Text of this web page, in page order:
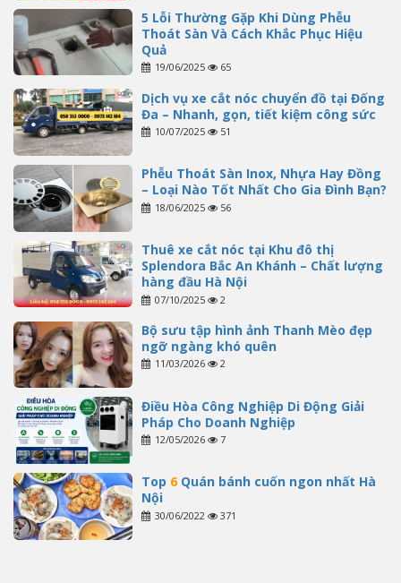
5 Lỗi Thường Gặp Khi Dùng Phễu
Thoát Sàn Và Cách Khắc Phục Hiệu
Quả
19/06/2025 65
Dịch vụ xe cắt nóc chuyển đồ tại Đống
Đa – Nhanh, gọn, tiết kiệm công sức
10/07/2025 51
Phễu Thoát Sàn Inox, Nhựa Hay Đồng
– Loại Nào Tốt Nhất Cho Gia Đình Bạn?
18/06/2025 56
Thuê xe cắt nóc tại Khu đô thị
Splendora Bắc An Khánh – Chất lượng
hàng đầu Hà Nội
07/10/2025 2
Bộ sưu tập hình ảnh Thanh Mèo đẹp
ngỡ ngàng khó quên
11/03/2026 2
Điều Hòa Công Nghiệp Di Động Giải
Pháp Cho Doanh Nghiệp
12/05/2026 7
Top 6Quán bánh cuốn ngon nhất Hà
Nội
30/06/2022 371